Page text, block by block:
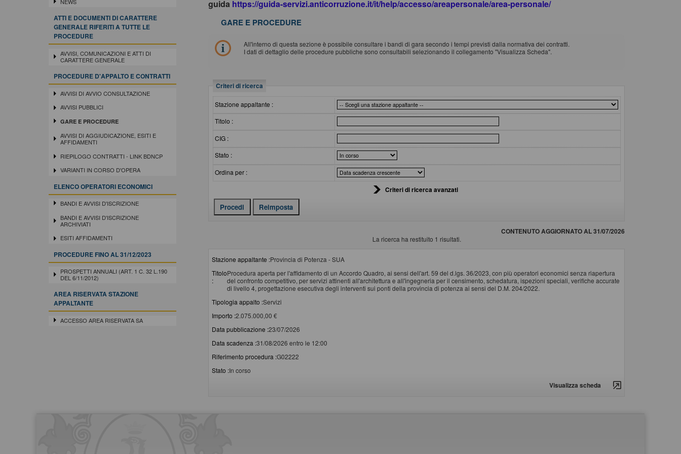
ATTI E DOCUMENTI DI CARATTERE
GENERALE RIFERITI A TUTTE LE
PROCEDURE
AVVISI, COMUNICAZIONI E ATTI DI
CARATTERE GENERALE
PROCEDURE D'APPALTO E CONTRATTI
AVVISI DI AVVIO CONSULTAZIONE
AVVISI PUBBLICI
GARE E PROCEDURE
AVVISI DI AGGIUDICAZIONE, ESITI E
AFFIDAMENTI
RIEPILOGO CONTRATTI - LINK BDNCP
VARIANTI IN CORSO D'OPERA
ELENCO OPERATORI ECONOMICI
BANDI E AVVISI D'ISCRIZIONE
BANDI E AVVISI D'ISCRIZIONE
ARCHIVIATI
ESITI AFFIDAMENTI
PROCEDURE FINO AL 31/12/2023
PROSPETTI ANNUALI (ART. 1 C. 32 L.190
DEL 6/11/2012)
AREA RISERVATA STAZIONE
APPALTANTE
ACCESSO AREA RISERVATA SA
guida https://guida-servizi.anticorruzione.it/it/help/accesso/areapersonale/area-personale/
GARE E PROCEDURE
All'interno di questa sezione è possibile consultare i bandi di gara secondo i tempi previsti dalla normativa dei contratti.
I dati di dettaglio delle procedure pubbliche sono consultabili selezionando il collegamento "Visualizza Scheda".
Criteri di ricerca
Stazione appaltante :
Titolo :
CIG :
Stato :
Ordina per :
Criteri di ricerca avanzati
CONTENUTO AGGIORNATO AL 31/07/2026
La ricerca ha restituito 1 risultati.
Stazione appaltante :Provincia di Potenza - SUA
Titolo
:
Procedura aperta per l'affidamento di un Accordo Quadro, ai sensi dell'art. 59 del d.lgs. 36/2023, con più operatori economici senza riapertura
del confronto competitivo, per servizi attinenti all'architettura e all'ingegneria per il censimento, schedatura, ispezioni speciali, verifiche accurate
di livello 4, progettazione esecutiva degli interventi sui ponti della provincia di potenza ai sensi del D.M. 204/2022.
Tipologia appalto :Servizi
Importo :2.075.000,00 €
Data pubblicazione :23/07/2026
Data scadenza :31/08/2026 entro le 12:00
Riferimento procedura :G02222
Stato :In corso
Visualizza scheda